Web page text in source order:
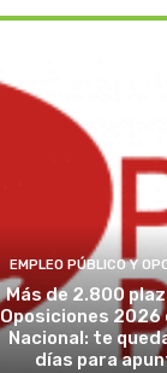
EMPLEO PÚBLICO Y
Más de 2.800
Oposiciones 2026
Nacional: te
días para